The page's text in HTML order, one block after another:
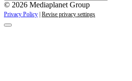
© 2026 Mediaplanet Group
Privacy Policy Revise privacy settings